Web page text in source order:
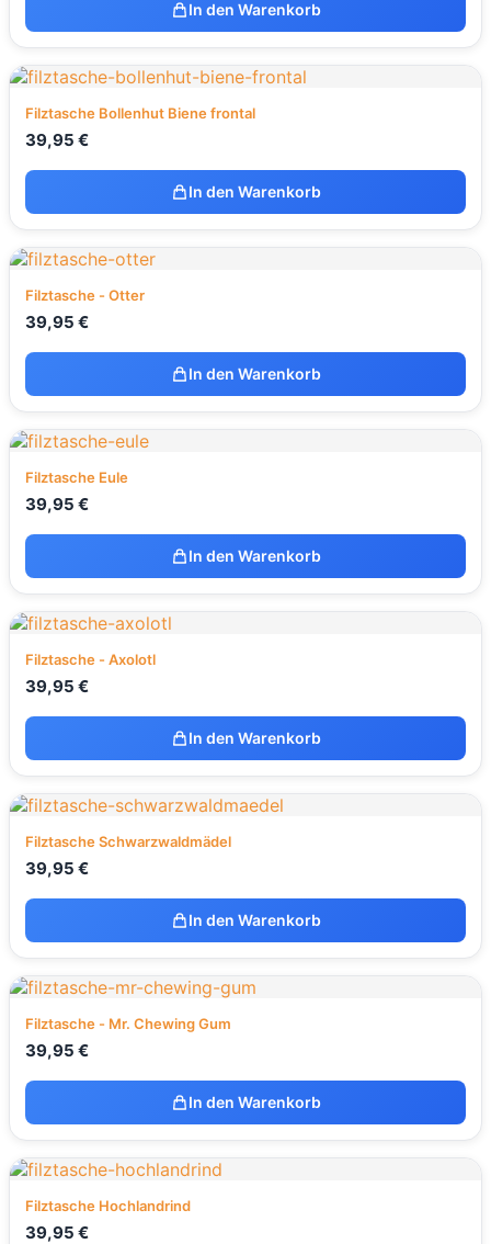
In den Warenkorb
Filztasche Bollenhut Biene frontal
39,95 €
In den Warenkorb
Filztasche - Otter
39,95 €
In den Warenkorb
Filztasche Eule
39,95 €
In den Warenkorb
Filztasche - Axolotl
39,95 €
In den Warenkorb
Filztasche Schwarzwaldmädel
39,95 €
In den Warenkorb
Filztasche - Mr. Chewing Gum
39,95 €
In den Warenkorb
Filztasche Hochlandrind
39,95 €